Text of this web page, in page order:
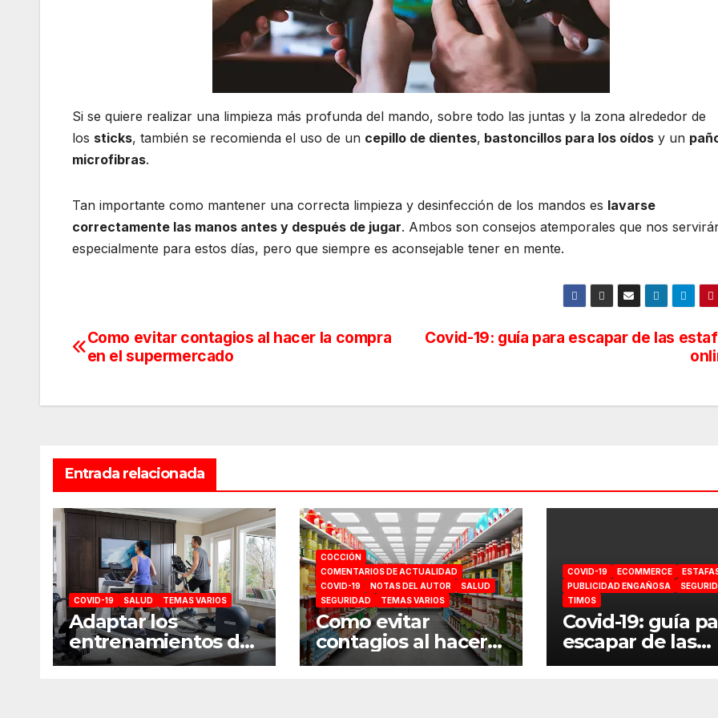
Si se quiere realizar una limpieza más profunda del mando, sobre todo las juntas y la zona alrededor de
los sticks, también se recomienda el uso de un cepillo de dientes, bastoncillos para los oídos y un
microfibras.
Tan importante como mantener una correcta limpieza y desinfección de los mandos es lavarse
correctamente las manos antes y después de jugar. Ambos son consejos atemporales que nos
especialmente para estos días, pero que siempre es aconsejable tener en mente.
Navegación
entradas
Covid-19: guía para escapar de las
Como evitar contagios al hacer la compra
en el supermercado
Entrada relacionada
COVID-19 SALUD TEMAS VARIOS
Adaptar los
entrenamientos del
gimnasio a casa
COCCIÓN
COMENTARIOS DE ACTUALIDAD
COVID-19
NOTAS DEL AUTOR
SALUD
SEGURIDAD
TEMAS VARIOS
Como evitar
contagios al hacer
la compra en el
COVID-19 ECOMMERCE
PUBLICIDAD ENGAÑOSA
TIMOS
Covid-19: guía
escapar de las
estafas online